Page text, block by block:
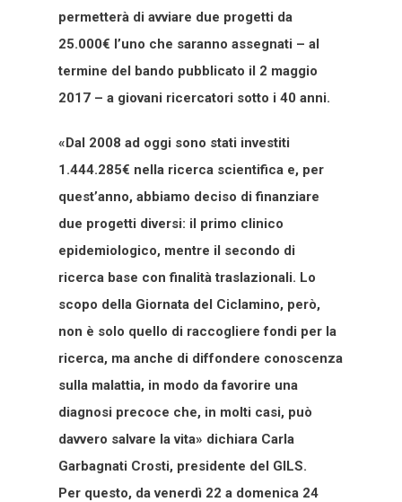
permetterà di avviare due progetti da
25.000€ l’uno che saranno assegnati – al
termine del bando pubblicato il 2 maggio
2017 – a giovani ricercatori sotto i 40 anni.
«Dal 2008 ad oggi sono stati investiti
1.444.285€ nella ricerca scientifica e, per
quest’anno, abbiamo deciso di finanziare
due progetti diversi: il primo clinico
epidemiologico, mentre il secondo di
ricerca base con finalità traslazionali. Lo
scopo della Giornata del Ciclamino, però,
non è solo quello di raccogliere fondi per la
ricerca, ma anche di diffondere conoscenza
sulla malattia, in modo da favorire una
diagnosi precoce che, in molti casi, può
davvero salvare la vita» dichiara Carla
Garbagnati Crosti, presidente del GILS.
Per questo, da venerdì 22 a domenica 24